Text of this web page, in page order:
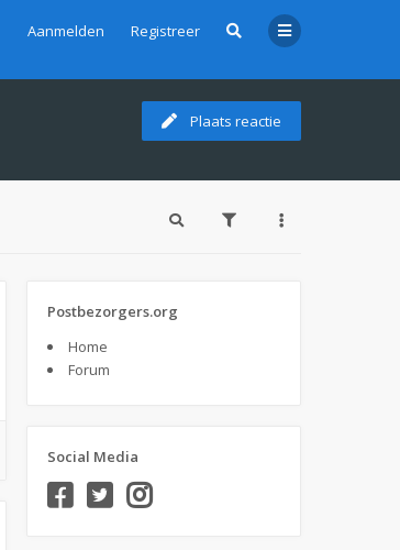
Aanmelden Registreer
Plaats reactie
Postbezorgers.org
Home
Forum
Social Media